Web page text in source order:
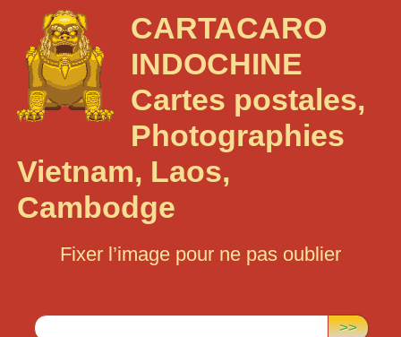
CARTACARO
INDOCHINE
Cartes postales,
Photographies
Vietnam, Laos,
Cambodge
Fixer l’image pour ne pas oublier
>>